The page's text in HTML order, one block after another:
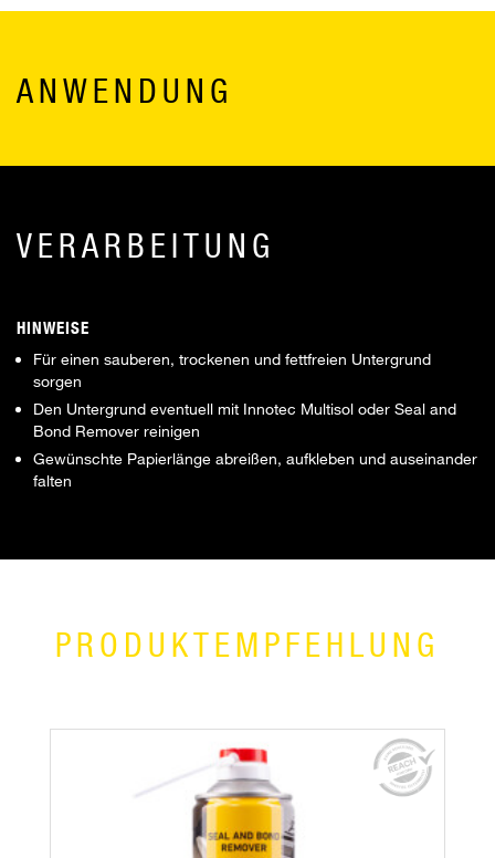
ANWENDUNG
VERARBEITUNG
HINWEISE
Für einen sauberen, trockenen und fettfreien Untergrund
sorgen
Den Untergrund eventuell mit Innotec Multisol oder Seal and
Bond Remover reinigen
Gewünschte Papierlänge abreißen, aufkleben und auseinander
falten
PRODUKTEMPFEHLUNG